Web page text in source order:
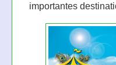
importantes